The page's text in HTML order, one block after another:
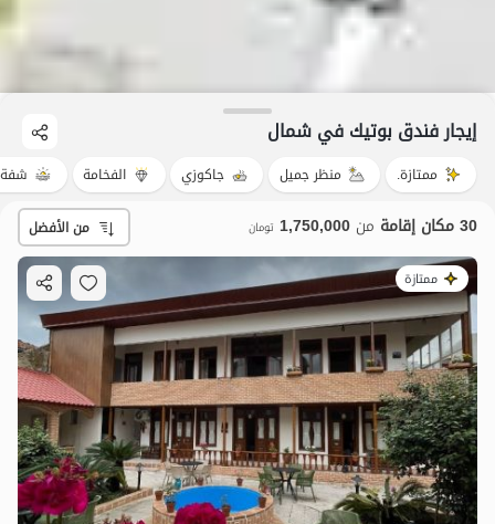
إيجار فندق بوتيك في شمال
ممتازة. منظر جميل جاكوزي الفخامة شفة
30 مكان إقامة من 1,750,000 تومان من الأفضل
ممتازة